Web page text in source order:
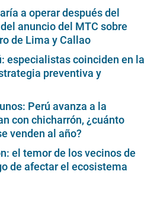
a operar después del
anuncio del MTC sobre
de Lima y Callao
especialistas coinciden en la
preventiva y
Perú avanza a la
con chicharrón, ¿cuánto
venden al año?
el temor de los vecinos de
de afectar el ecosistema